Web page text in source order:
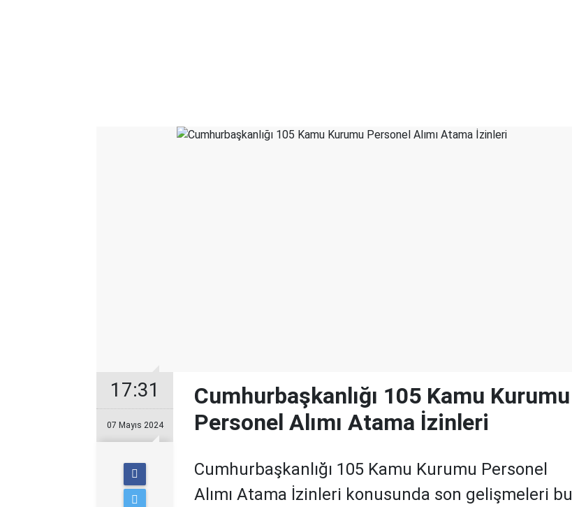
17:31
07 Mayıs 2024
Cumhurbaşkanlığı 105 Kamu Kurumu
Personel Alımı Atama İzinleri
Cumhurbaşkanlığı 105 Kamu Kurumu Personel
Alımı Atama İzinleri konusunda son gelişmeleri bu